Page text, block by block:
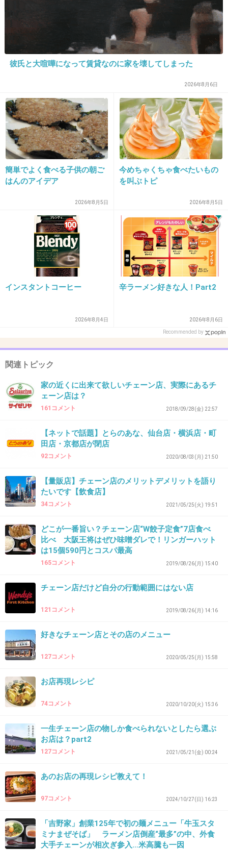
-1
彼氏と大喧嘩になって賃貸なのに家を壊してしまった
2026年8月6日
簡単でよく食べる子供の朝ご
はんのアイデア
2026年8月5日
今めちゃくちゃ食べたいもの
を叫ぶトピ
2026年8月5日
インスタントコーヒー
2026年8月4日
辛ラーメン好きな人！Part2
2026年8月6日
Recommended by
関連トピック
家の近くに出来て欲しいチェーン店、実際にあるチ
ェーン店は？
161コメント 2018/09/28(金) 22:57
【ネットで話題】とらのあな、仙台店・横浜店・町
田店・京都店が閉店
92コメント 2020/08/03(月) 21:50
【量販店】チェーン店のメリットデメリットを語り
たいです【飲食店】
34コメント 2021/05/25(火) 19:51
どこが一番旨い？チェーン店“W餃子定食”7店食べ
比べ 大阪王将はぜひ味噌ダレで！リンガーハット
は15個590円とコスパ最高
165コメント 2019/08/26(月) 15:40
チェーン店だけど自分の行動範囲にはない店
121コメント 2019/08/26(月) 14:16
好きなチェーン店とその店のメニュー
127コメント 2020/05/25(月) 15:58
お店再現レシピ
74コメント 2020/10/20(火) 15:36
一生チェーン店の物しか食べられないとしたら選ぶ
お店は？part2
127コメント 2021/05/21(金) 00:24
あのお店の再現レシピ教えて！
97コメント 2024/10/27(日) 16:23
「吉野家」創業125年で初の麺メニュー「牛玉スタ
ミナまぜそば」 ラーメン店倒産“最多”の中、外食
大手チェーンが相次ぎ参入…米高騰も一因